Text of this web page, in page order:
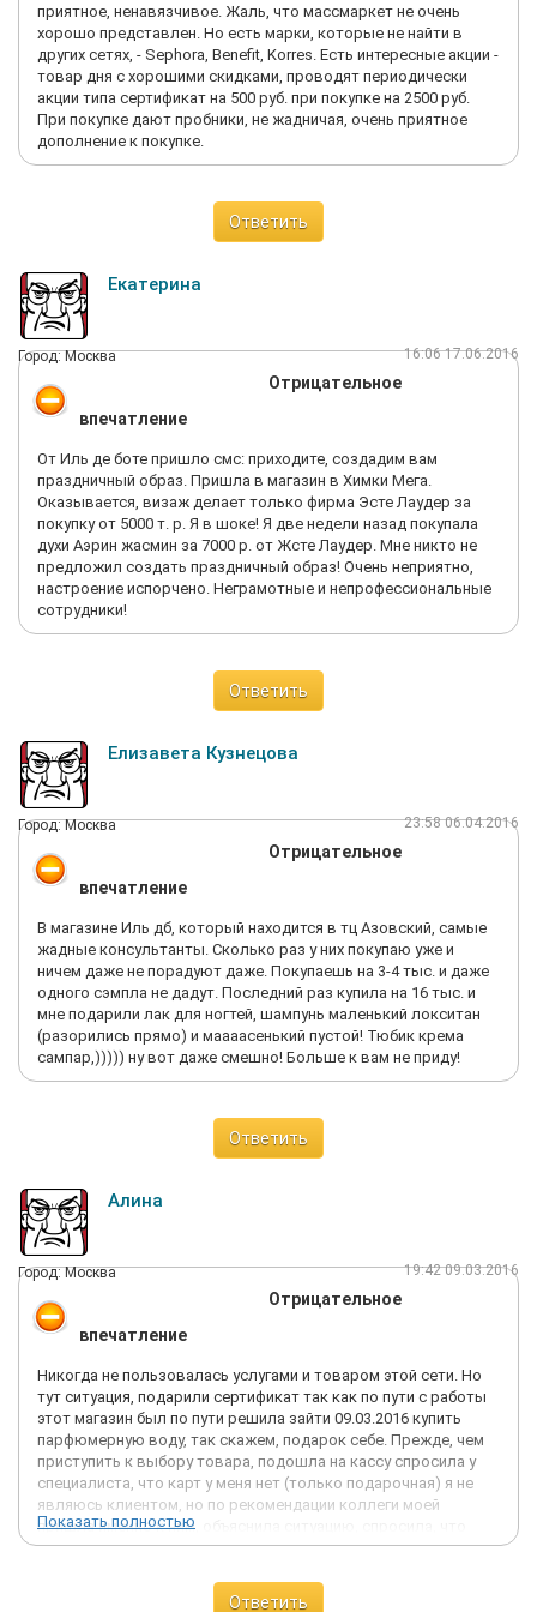
приятное, ненавязчивое. Жаль, что массмаркет не очень
хорошо представлен. Но есть марки, которые не найти в
других сетях, - Sephora, Benefit, Korres. Есть интересные акции -
товар дня с хорошими скидками, проводят периодически
акции типа сертификат на 500 руб. при покупке на 2500 руб.
При покупке дают пробники, не жадничая, очень приятное
дополнение к покупке.
Ответить
Екатерина
Город: Москва 16:06 17.06.2016
Отрицательное
впечатление
От Иль де боте пришло смс: приходите, создадим вам
праздничный образ. Пришла в магазин в Химки Мега.
Оказывается, визаж делает только фирма Эсте Лаудер за
покупку от 5000 т. р. Я в шоке! Я две недели назад покупала
духи Аэрин жасмин за 7000 р. от Жсте Лаудер. Мне никто не
предложил создать праздничный образ! Очень неприятно,
настроение испорчено. Неграмотные и непрофессиональные
сотрудники!
Ответить
Елизавета Кузнецова
Город: Москва 23:58 06.04.2016
Отрицательное
впечатление
В магазине Иль дб, который находится в тц Азовский, самые
жадные консультанты. Сколько раз у них покупаю уже и
ничем даже не порадуют даже. Покупаешь на 3-4 тыс. и даже
одного сэмпла не дадут. Последний раз купила на 16 тыс. и
мне подарили лак для ногтей, шампунь маленький локситан
(разорились прямо) и маааасенький пустой! Тюбик крема
сампар,))))) ну вот даже смешно! Больше к вам не приду!
Ответить
Алина
Город: Москва 19:42 09.03.2016
Отрицательное
впечатление
Никогда не пользовалась услугами и товаром этой сети. Но
тут ситуация, подарили сертификат так как по пути с работы
этот магазин был по пути решила зайти 09.03.2016 купить
парфюмерную воду, так скажем, подарок себе. Прежде, чем
приступить к выбору товара, подошла на кассу спросила у
специалиста, что карт у меня нет (только подарочная) я не
являюсь клиентом, но по рекомендации коллеги моей
пришла именно к ним, объяснила ситуацию, спросила, что
могу ли я показать фото карты с номером коллеги и тем
исключения мы можем так сделать, но на будущее нужна
Показать полностью
Ответить